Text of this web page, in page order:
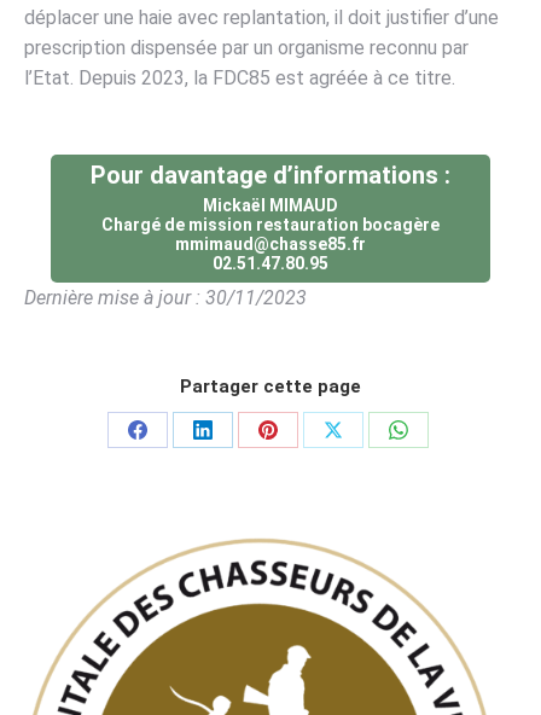
déplacer une haie avec replantation, il doit justifier d’une
prescription dispensée par un organisme reconnu par
l’Etat. Depuis 2023, la FDC85 est agréée à ce titre.
Pour davantage d’informations :
Mickaël MIMAUD
Chargé de mission restauration bocagère
mmimaud@chasse85.fr
02.51.47.80.95
Dernière mise à jour : 30/11/2023
Partager cette page
PartagerPartagerPartagerPartagerPartager